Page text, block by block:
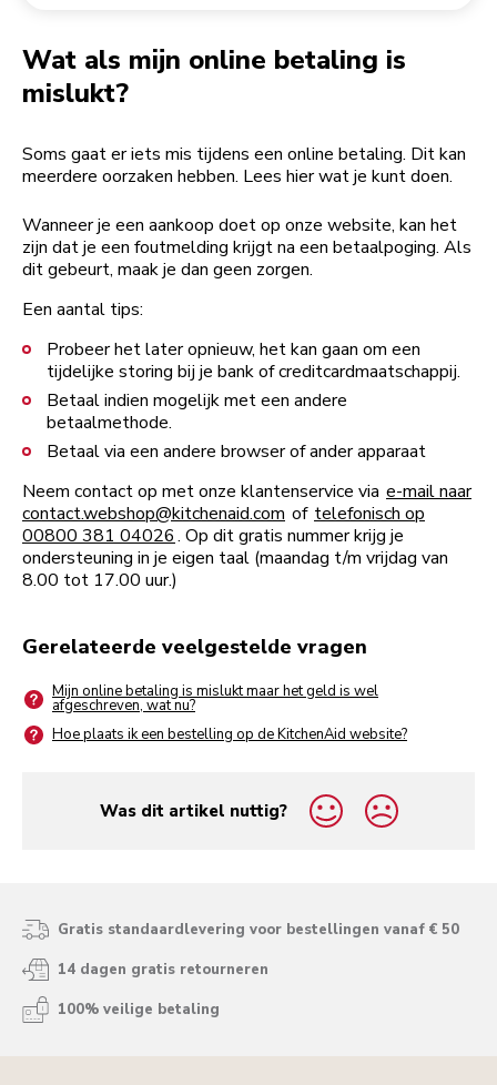
Wat als mijn online betaling is
mislukt?
Soms gaat er iets mis tijdens een online betaling. Dit kan
meerdere oorzaken hebben. Lees hier wat je kunt doen.
Wanneer je een aankoop doet op onze website, kan het
zijn dat je een foutmelding krijgt na een betaalpoging. Als
dit gebeurt, maak je dan geen zorgen.
Een aantal tips:
Probeer het later opnieuw, het kan gaan om een
tijdelijke storing bij je bank of creditcardmaatschappij.
Betaal indien mogelijk met een andere
betaalmethode.
Betaal via een andere browser of ander apparaat
Neem contact op met onze klantenservice via e-mail naar
contact.webshop@kitchenaid.com of telefonisch op
00800 381 04026. Op dit gratis nummer krijg je
ondersteuning in je eigen taal (maandag t/m vrijdag van
8.00 tot 17.00 uur.)
Gerelateerde veelgestelde vragen
Mijn online betaling is mislukt maar het geld is wel
afgeschreven, wat nu?
Hoe plaats ik een bestelling op de KitchenAid website?
Was dit artikel nuttig?
yes
no
Gratis standaardlevering voor bestellingen vanaf € 50
14 dagen gratis retourneren
100% veilige betaling